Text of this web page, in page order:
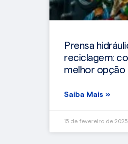
Prensa
reciclagem:
melhor opção
Saiba Mais »
15 de fevereiro de 2025